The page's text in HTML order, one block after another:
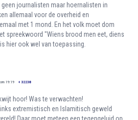
journalisten maar hoernalisten in
allemaal voor de overheid en
met 1 mond. En het volk moet dom
spreekwoord "Wiens brood men eet, diens
hier ook wel van toepassing.
19:19 + 32238
hoor! Was te verwachten!
extremistisch en Islamitisch geweld
Daar moet meteen een tegengeluid op